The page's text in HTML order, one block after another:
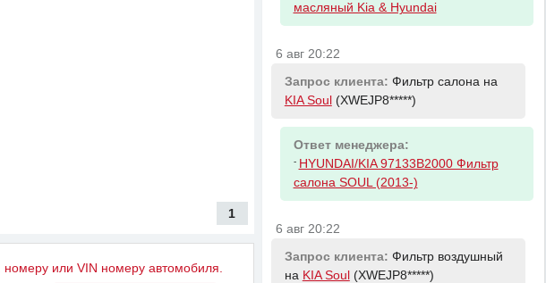
1
номеру или VIN номеру автомобиля.
масляный Kia & Hyundai
6 авг 20:22
Запрос клиента: Фильтр салона на
KIA Soul (XWEJP8*****)
Ответ менеджера:
- HYUNDAI/KIA 97133B2000 Фильтр
салона SOUL (2013-)
6 авг 20:22
Запрос клиента: Фильтр воздушный
на KIA Soul (XWEJP8*****)